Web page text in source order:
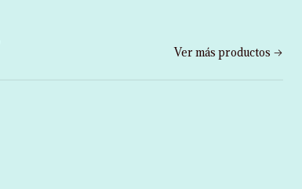
Ver más productos